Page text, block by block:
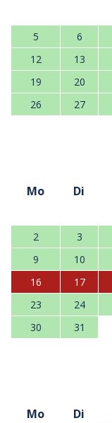
5
6
12
13
19
20
26
27
Mo
Di
2
3
9
10
16
17
23
24
30
31
Mo
Di